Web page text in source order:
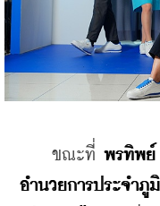
ขณะที่ พรทิพย์
อำนวยการประจำ